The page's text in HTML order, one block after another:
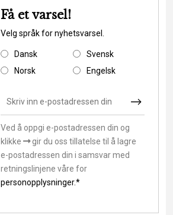
Ny rapport
Miljøspørsmål
Skal vi som samfund lade stå til, mens
andre værdier i klimasårbare områder?
Få et varsel!
Velg språk for nyhetsvarsel.
Dansk
Svensk
Norsk
Engelsk
Ved å oppgi e-postadressen din og
klikke
gir du oss tillatelse til å lagre
e-postadressen din i samsvar med
retningslinjene våre for
personopplysninger.*